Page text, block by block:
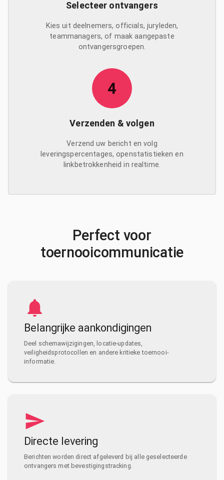
Selecteer ontvangers
Kies uit deelnemers, officials, juryleden,
teammanagers, of maak aangepaste
ontvangersgroepen.
4
Verzenden & volgen
Verzend uw bericht en volg
leveringspercentages, openstatistieken en
linkbetrokkenheid in realtime.
Perfect voor
toernooicommunicatie
Belangrijke aankondigingen
Deel schemawijzigingen, locatie-updates,
veiligheidsprotocollen en andere kritieke toernooi-
informatie.
Directe levering
Berichten worden direct afgeleverd bij alle geselecteerde
ontvangers met bevestigingstracking.